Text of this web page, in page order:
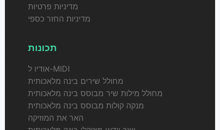
מדיניות פרטיות
מדיניות החזר כספי
תכונות
אודיו ל-MIDI
מחולל שירים בינה מלאכותית
מחולל מילות שיר מבוסס בינה מלאכותית
מנקה קולות מבוסס בינה מלאכותית
האר את המוזיקה